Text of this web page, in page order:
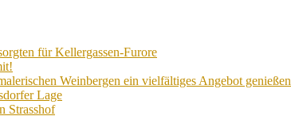
für Kellergassen-Furore
Weinbergen ein vielfältiges Angebot genießen
Lage
Strasshof